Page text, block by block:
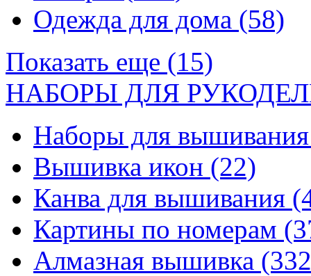
Одежда для дома (58)
Показать еще (15)
НАБОРЫ ДЛЯ
Наборы для
Вышивка икон (22)
Канва для вышивания
Картины по номерам
Алмазная вышивка